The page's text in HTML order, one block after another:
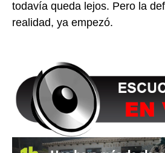
todavía queda lejos. Pero la
realidad, ya empezó.